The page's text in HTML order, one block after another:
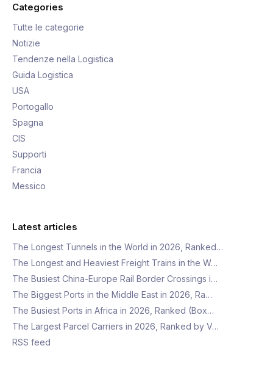
Categories
Tutte le categorie
Notizie
Tendenze nella Logistica
Guida Logistica
USA
Portogallo
Spagna
CIS
Supporti
Francia
Messico
Latest articles
The Longest Tunnels in the World in 2026, Ranked…
The Longest and Heaviest Freight Trains in the W…
The Busiest China-Europe Rail Border Crossings i…
The Biggest Ports in the Middle East in 2026, Ra…
The Busiest Ports in Africa in 2026, Ranked (Box…
The Largest Parcel Carriers in 2026, Ranked by V…
RSS feed